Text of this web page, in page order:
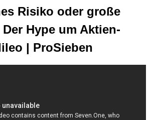
Risiko oder große
Hype um Aktien-
| ProSieben